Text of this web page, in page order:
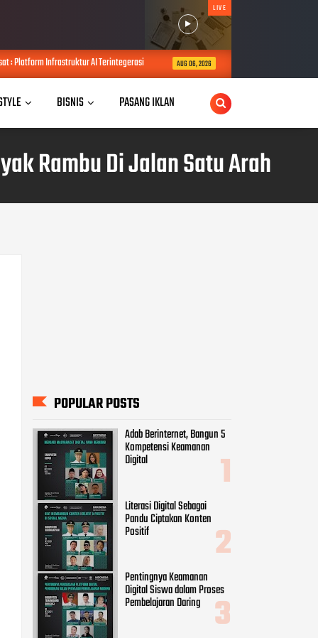
LIVE
Infrastruktur AI Terintegerasi AUG 06, 2026 USD Dorong Implementasi Inovasi
BISNIS PASANG IKLAN
Rambu Di Jalan Satu Arah
POPULAR POSTS
Adab Berinternet, Bangun 5
Kompetensi Keamanan
Digital
Literasi Digital Sebagai
Pandu Ciptakan Konten
Positif
Pentingnya Keamanan
Digital Siswa dalam Proses
Pembelajaran Daring